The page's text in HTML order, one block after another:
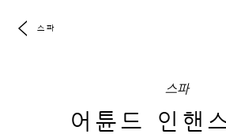
스파
스파
어튠드 인핸